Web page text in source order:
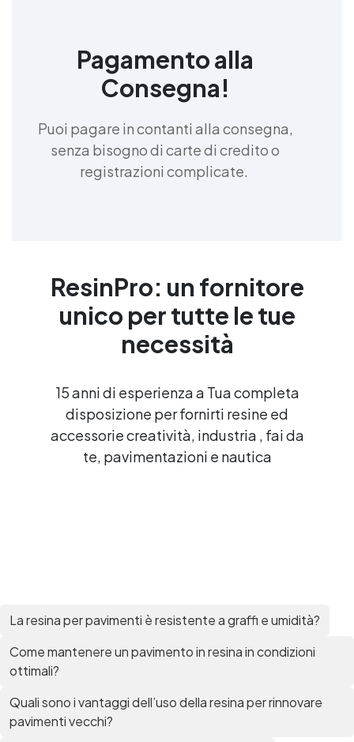
Pagamento alla
Consegna!
Puoi pagare in contanti alla consegna,
senza bisogno di carte di credito o
registrazioni complicate.
ResinPro: un fornitore
unico per tutte le tue
necessità
15 anni di esperienza a Tua completa
disposizione per fornirti resine ed
accessorie creatività, industria , fai da
te, pavimentazioni e nautica
La resina per pavimenti è resistente a graffi e umidità?
Come mantenere un pavimento in resina in condizioni
ottimali?
Quali sono i vantaggi dell’uso della resina per rinnovare
pavimenti vecchi?